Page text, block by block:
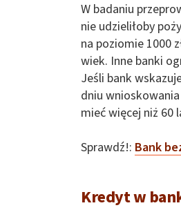
W badaniu
nie udzieliłoby
na poziomie 1000
wiek. Inne banki
Jeśli bank
dniu
mieć więcej niż 60
Sprawdź!: Bank
Kredyt w